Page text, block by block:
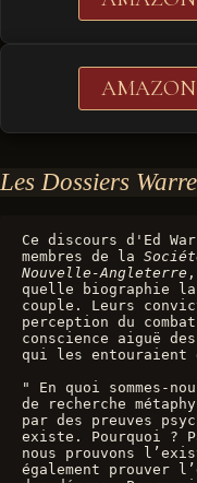
AMAZON
Les Dossiers
Ce discours d'Ed
membres de la
Nouvelle-Angleterre
quelle biographie
couple. Leurs
perception du
conscience aiguë
qui les entouraient
" En quoi sommes-
de recherche
par des preuves
existe. Pourquoi ?
nous prouvons
également prouver